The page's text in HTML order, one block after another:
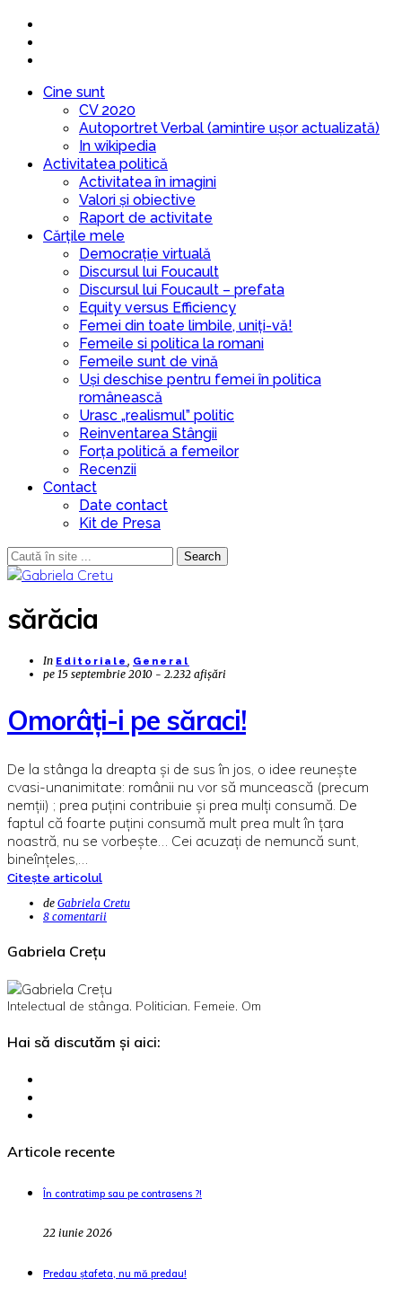
Cine sunt
CV 2020
Autoportret Verbal (amintire ușor actualizată)
In wikipedia
Activitatea politică
Activitatea în imagini
Valori și obiective
Raport de activitate
Cărțile mele
Democrație virtuală
Discursul lui Foucault
Discursul lui Foucault – prefata
Equity versus Efficiency
Femei din toate limbile, uniți-vă!
Femeile si politica la romani
Femeile sunt de vină
Uși deschise pentru femei în politica
românească
Urasc „realismul” politic
Reinventarea Stângii
Forța politică a femeilor
Recenzii
Contact
Date contact
Kit de Presa
Search
sărăcia
In Editoriale , General
pe 15 septembrie 2010 - 2.232 afișări
Omorâţi-i pe săraci!
De la stânga la dreapta şi de sus în jos, o idee reuneşte
cvasi-unanimitate: românii nu vor să muncească (precum
nemţii) ; prea puţini contribuie şi prea mulţi consumă. De
faptul că foarte puţini consumă mult prea mult în ţara
noastră, nu se vorbeşte… Cei acuzaţi de nemuncă sunt,
bineînţeles,…
Citește articolul
de Gabriela Cretu
8 comentarii
Gabriela Crețu
Intelectual de stânga. Politician. Femeie. Om
Hai să discutăm și aici:
Articole recente
În contratimp sau pe contrasens ?!
22 iunie 2026
Predau ștafeta, nu mă predau!